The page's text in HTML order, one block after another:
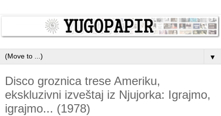
▼
Disco groznica trese Ameriku,
ekskluzivni izveštaj iz Njujorka: Igrajmo,
igrajmo... (1978)